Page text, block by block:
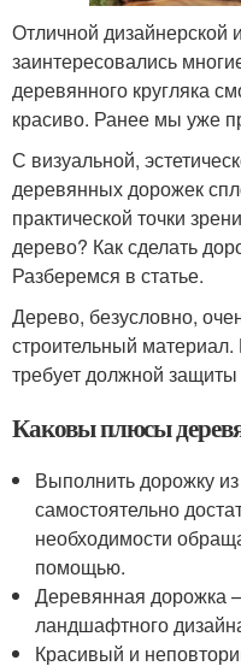
Отличной дизайнерской
заинтересовались
деревянного кругляка
красиво. Ранее мы уже
С визуальной,
деревянных дорожек
практической точки
дерево? Как сделать
Разберемся в статье.
Дерево, безусловно,
строительный
требует должной защиты
Каковы плюсы
Выполнить дорожку
самостоятельно
необходимости
помощью.
Деревянная дорожка
ландшафтного
Красивый и